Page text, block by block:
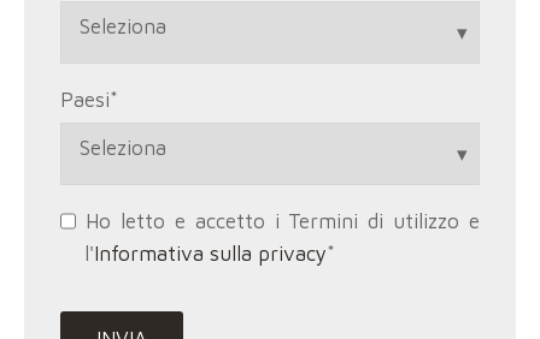
Paesi*
Ho letto e accetto i Termini di utilizzo e
l'Informativa sulla privacy*